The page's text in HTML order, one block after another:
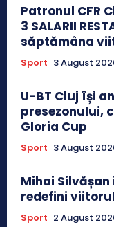
Patronul CFR
3 SALARII
săptămâna
Sport 3 August
U-BT Cluj își
presezonului,
Gloria Cup
Sport 3 August
Mihai
redefini
Sport 2 August